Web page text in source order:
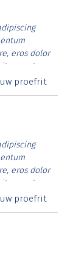
eros dolor
erat.
lorem
proefrit
eros dolor
erat.
lorem
proefrit